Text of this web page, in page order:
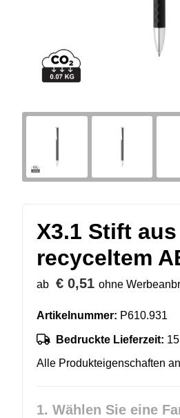
X3.1 Stift aus
recyceltem
ab € 0,51 ohne
Artikelnummer: P610.931
Bedruckte Lieferzeit:
Alle Produkteigenschaften
1. Wählen Sie eine